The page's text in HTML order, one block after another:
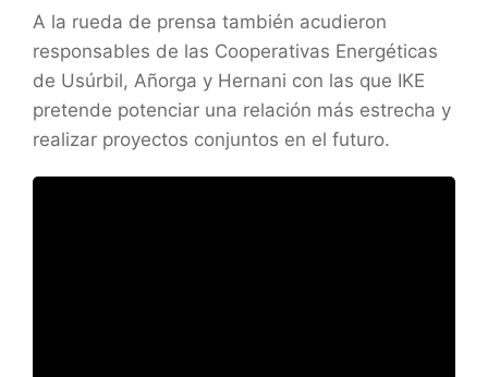
A la rueda de prensa también acudieron
responsables de las Cooperativas Energéticas
de Usúrbil, Añorga y Hernani con las que IKE
pretende potenciar una relación más estrecha y
realizar proyectos conjuntos en el futuro.